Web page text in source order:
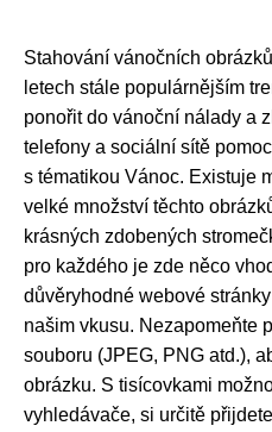
Stahování vánočních
letech stále populárnějším
ponořit do vánoční nálady a
telefony a sociální sítě
s tématikou Vánoc. Existuje
velké množství těchto
krásných zdobených
pro každého je zde něco
důvěryhodné webové
našim vkusu. Nezapomeňte
souboru (JPEG, PNG atd.),
obrázku. S tisícovkami
vyhledávače, si určitě